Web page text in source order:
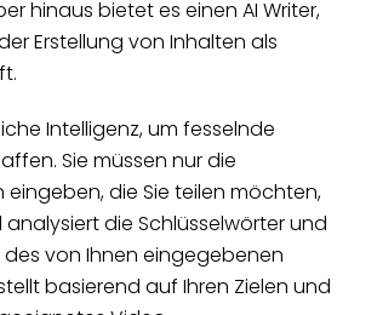
hinaus bietet es einen AI Writer,
Erstellung von Inhalten als
Intelligenz, um fesselnde
Sie müssen nur die
die Sie teilen möchten,
analysiert die Schlüsselwörter und
von Ihnen eingegebenen
basierend auf Ihren Zielen und